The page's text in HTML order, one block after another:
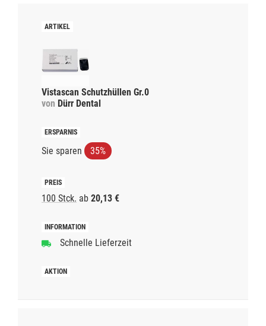
Vistascan Schutzhüllen Gr.0
von Dürr Dental
Sie sparen 35%
100 Stck. ab 20,13 €
Schnelle Lieferzeit